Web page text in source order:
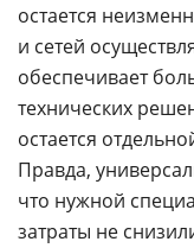
остается
и сетей
обеспечивает
технических
остается
Правда,
что нужной
затраты не